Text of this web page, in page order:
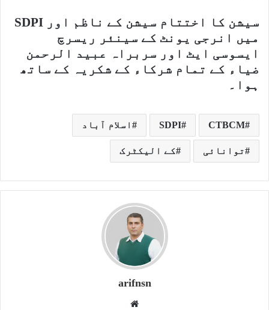
سیشن کا اختتام سیشن کے ناظم اور SDPI
میں انرجی یونٹ کے سینئر ریسرچ
ایسوسی ایٹ اور سربراہ عبید الرحمن
ضیاء کے تمام شرکاء کے شکریہ کے ساتھ
ہوا۔
CTBCM
SDPI اسلام آباد
توانائی کے الیکٹرک
arifnsn